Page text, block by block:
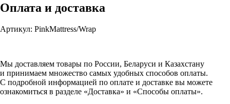
Оплата и доставка
Артикул: PinkMattress/Wrap
Мы доставляем товары по России, Беларуси и Казахстану
и принимаем множество самых удобных способов оплаты.
С подробной информацией по оплате и доставке вы можете
ознакомиться в разделе «Доставка» и «Способы оплаты».